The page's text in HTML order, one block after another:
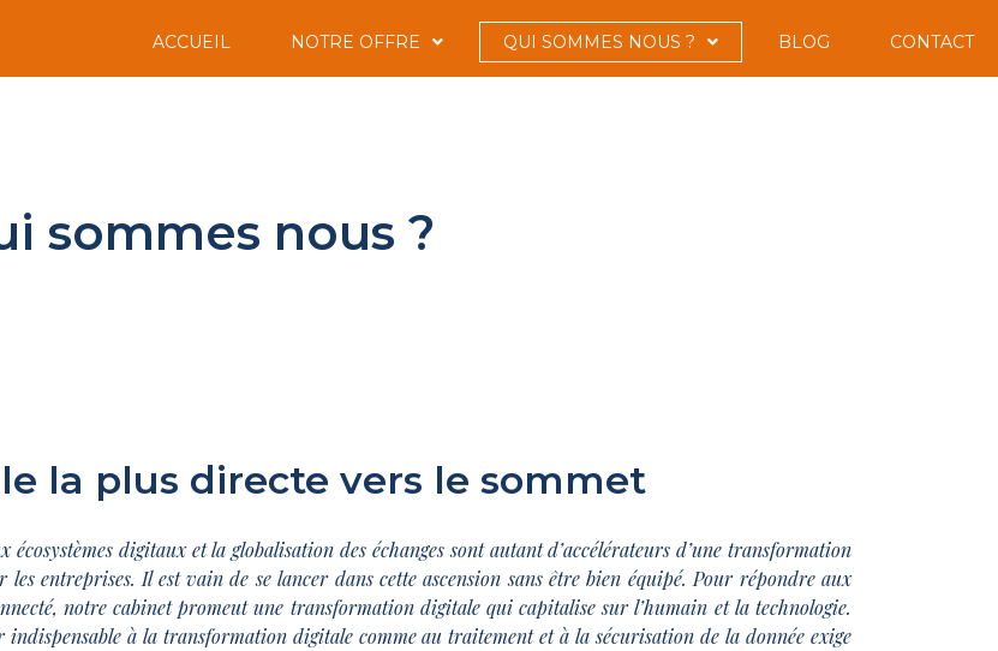
ACCUEIL NOTRE OFFRE QUI SOMMES NOUS ? BLOG CONTACT
sommes nous ?
la plus directe vers le sommet
digitaux et la globalisation des échanges sont autant d’accélérateurs d’une transformation
entreprises. Il est vain de se lancer dans cette ascension sans être bien équipé. Pour répondre aux
notre cabinet promeut une transformation digitale qui capitalise sur l’humain et la technologie.
indispensable à la transformation digitale comme au traitement et à la sécurisation de la donnée exige